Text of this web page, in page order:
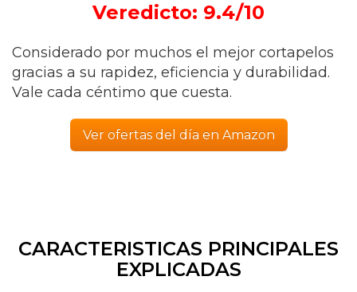
Veredicto: 9.4/10
Considerado por muchos el mejor cortapelos
gracias a su rapidez, eficiencia y durabilidad.
Vale cada céntimo que cuesta.
Ver ofertas del día en Amazon
CARACTERISTICAS PRINCIPALES
EXPLICADAS